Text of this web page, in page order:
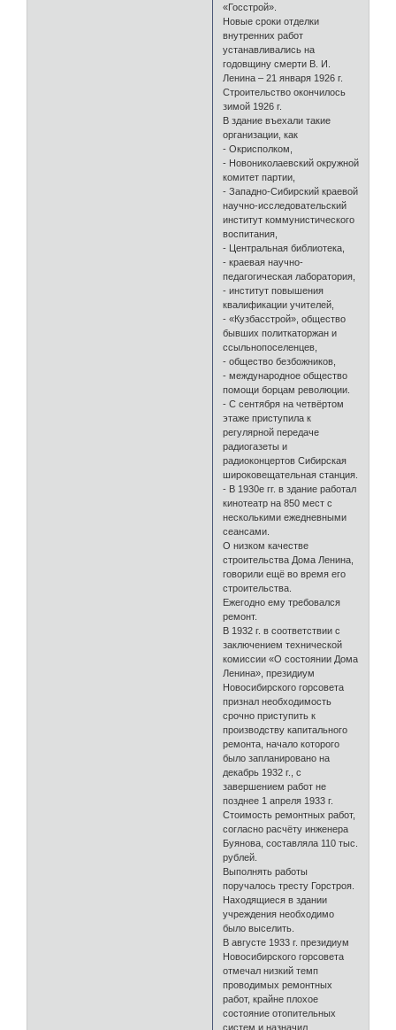
«Госстрой».
Новые сроки отделки
внутренних работ
устанавливались на
годовщину смерти В. И.
Ленина – 21 января 1926 г.
Строительство окончилось
зимой 1926 г.
В здание въехали такие
организации, как
- Окрисполком,
- Новониколаевский окружной
комитет партии,
- Западно-Сибирский краевой
научно-исследовательский
институт коммунистического
воспитания,
- Центральная библиотека,
- краевая научно-
педагогическая лаборатория,
- институт повышения
квалификации учителей,
- «Кузбасстрой», общество
бывших политкаторжан и
ссыльнопоселенцев,
- общество безбожников,
- международное общество
помощи борцам революции.
- С сентября на четвёртом
этаже приступила к
регулярной передаче
радиогазеты и
радиоконцертов Сибирская
широковещательная станция.
- В 1930е гг. в здание работал
кинотеатр на 850 мест с
несколькими ежедневными
сеансами.
О низком качестве
строительства Дома Ленина,
говорили ещё во время его
строительства.
Ежегодно ему требовался
ремонт.
В 1932 г. в соответствии с
заключением технической
комиссии «О состоянии Дома
Ленина», президиум
Новосибирского горсовета
признал необходимость
срочно приступить к
производству капитального
ремонта, начало которого
было запланировано на
декабрь 1932 г., с
завершением работ не
позднее 1 апреля 1933 г.
Стоимость ремонтных работ,
согласно расчёту инженера
Буянова, составляла 110 тыс.
рублей.
Выполнять работы
поручалось тресту Горстроя.
Находящиеся в здании
учреждения необходимо
было выселить.
В августе 1933 г. президиум
Новосибирского горсовета
отмечал низкий темп
проводимых ремонтных
работ, крайне плохое
состояние отопительных
систем и назначил